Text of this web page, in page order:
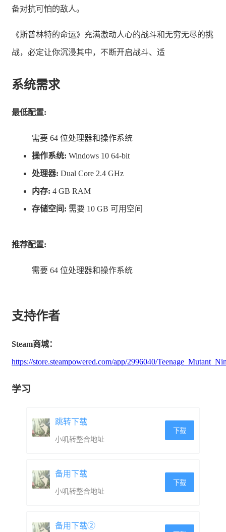
备对抗可怕的敌人。
《斯普林特的命运》充满激动人心的战斗和无穷无尽的挑
战，必定让你沉浸其中，不断开启战斗、适
系统需求
最低配置:
需要 64 位处理器和操作系统
操作系统: Windows 10 64-bit
处理器: Dual Core 2.4 GHz
内存: 4 GB RAM
存储空间: 需要 10 GB 可用空间
推荐配置:
需要 64 位处理器和操作系统
支持作者
Steam商城：
https://store.steampowered.com/app/2996040/
学习
跳转下载
小叽转整合地址
下载
备用下载
小叽转整合地址
下载
备用下载②